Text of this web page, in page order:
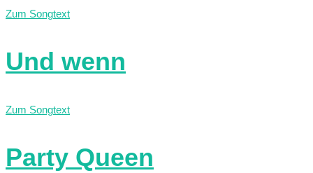
Zum Songtext
Und wenn
Zum Songtext
Party Queen